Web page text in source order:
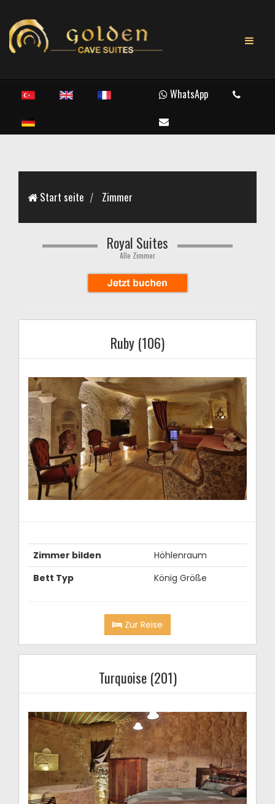
WhatsApp
Start seite Zimmer
Royal Suites
Alle Zimmer
Ruby (106)
Zimmer bilden
Höhlenraum
Bett Typ
König Größe
Zur Reise
Turquoise (201)